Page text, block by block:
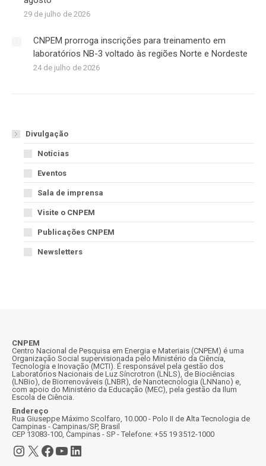
29 de julho de 2026
CNPEM prorroga inscrições para treinamento em
laboratórios NB-3 voltado às regiões Norte e Nordeste
24 de julho de 2026
Divulgação
Notícias
Eventos
Sala de imprensa
Visite o CNPEM
Publicações CNPEM
Newsletters
CNPEM
Centro Nacional de Pesquisa em Energia e Materiais (CNPEM) é uma
Organização Social supervisionada pelo Ministério da Ciência,
Tecnologia e Inovação (MCTI). É responsável pela gestão dos
Laboratórios Nacionais de Luz Síncrotron (LNLS), de Biociências
(LNBio), de Biorrenováveis (LNBR), de Nanotecnologia (LNNano) e,
com apoio do Ministério da Educação (MEC), pela gestão da Ilum
Escola de Ciência.
Endereço
Rua Giuseppe Máximo Scolfaro, 10.000 - Polo II de Alta Tecnologia de
Campinas - Campinas/SP, Brasil
CEP 13083-100, Campinas - SP - Telefone: +55 19 3512-1000
Instagram
X Facebook
Youtube
LinkedIn